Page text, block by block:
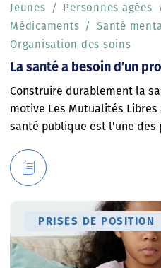
La santé a besoin d’un
Construire durablement la
motive Les Mutualités
santé publique est l'une des
Jeunes
Personnes agées
Médicaments
Santé
Organisation des soins
PRISES DE POSITION